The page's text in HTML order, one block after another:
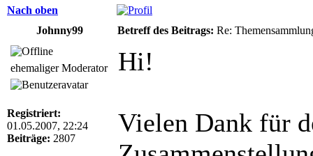
Nach oben
Johnny99
Betreff des Beitrags: Re:
ehemaliger Moderator
Registriert:
01.05.2007, 22:24
Beiträge: 2807
Hi!
Vielen Dank für